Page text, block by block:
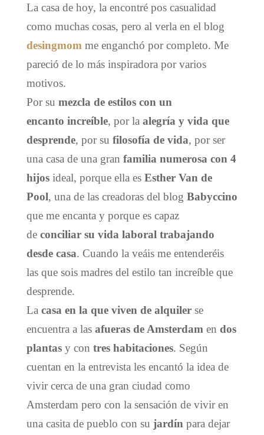
La casa de hoy, la encontré pos casualidad
como muchas cosas, pero al verla en el blog
desingmom me enganchó por completo. Me
pareció de lo más inspiradora por varios
motivos.
Por su mezcla de estilos con un
encanto increíble, por la alegría y vida que
desprende, por su filosofía de vida, por ser
una casa de una gran familia numerosa con 4
hijos ideal, porque ella es Esther Van de
Pool, una de las creadoras del blog Babyccino
que me encanta y porque es capaz
de conciliar su vida laboral trabajando
desde casa. Cuando la veáis me entenderéis
las que sois madres del estilo tan increíble que
desprende.
La casa en la que viven de alquiler se
encuentra a las afueras de Amsterdam en dos
plantas y con tres habitaciones. Según
cuentan en la entrevista les encantó la idea de
vivir cerca de una gran ciudad como
Amsterdam pero con la sensación de vivir en
una casita de pueblo con su jardín para dejar